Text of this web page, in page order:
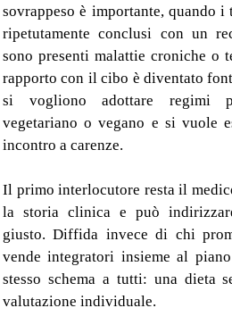
sovrappeso è importante, quando
ripetutamente conclusi con un
sono presenti malattie croniche o
rapporto con il cibo è diventato
si vogliono adottare regimi
vegetariano o vegano e si vuole
incontro a carenze.
Il primo interlocutore resta il
la storia clinica e può
giusto. Diffida invece di chi
vende integratori insieme al
stesso schema a tutti: una dieta
valutazione individuale.